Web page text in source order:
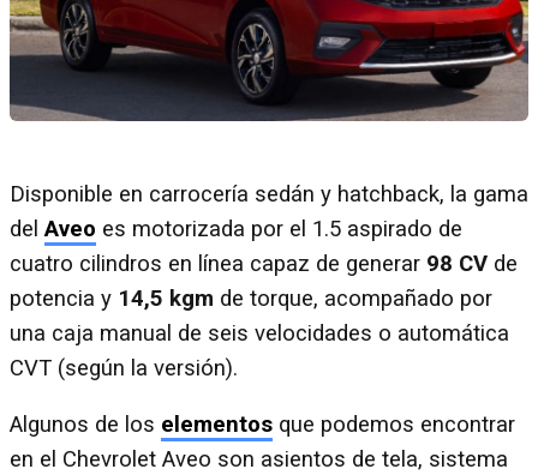
Disponible en carrocería sedán y hatchback, la gama
delAveo es motorizada por el 1.5 aspirado de
cuatro cilindros en línea capaz de generar 98 CV de
potencia y 14,5 kgm de torque, acompañado por
una caja manual de seis velocidades o automática
CVT (según la versión).
Algunos de los elementos que podemos encontrar
en el Chevrolet Aveo son asientos de tela, sistema